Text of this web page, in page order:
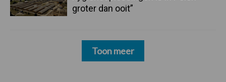
groter dan ooit”
Toon meer